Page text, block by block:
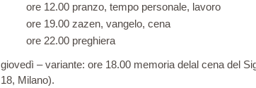
ore 12.00 pranzo, tempo personale, lavoro
ore 19.00 zazen, vangelo, cena
ore 22.00 preghiera
giovedì – variante: ore 18.00 memoria delal cena del
18, Milano).